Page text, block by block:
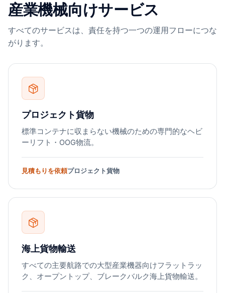
産業機械向けサービス
すべてのサービスは、責任を持つ一つの運用フローにつな
がります。
プロジェクト貨物
標準コンテナに収まらない機械のための専門的なヘビ
ーリフト・OOG物流。
見積もりを依頼プロジェクト貨物
海上貨物輸送
すべての主要航路での大型産業機器向けフラットラッ
ク、オープントップ、ブレークバルク海上貨物輸送。